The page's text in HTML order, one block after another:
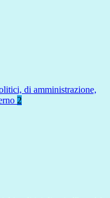
di amministrazione,
2